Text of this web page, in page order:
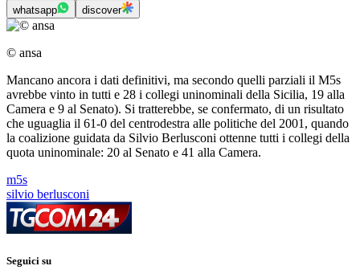
whatsapp discover
© ansa
Mancano ancora i dati definitivi, ma secondo quelli parziali il M5s
avrebbe vinto in tutti e 28 i collegi uninominali della Sicilia, 19 alla
Camera e 9 al Senato). Si tratterebbe, se confermato, di un risultato
che uguaglia il 61-0 del centrodestra alle politiche del 2001, quando
la coalizione guidata da Silvio Berlusconi ottenne tutti i collegi della
quota uninominale: 20 al Senato e 41 alla Camera.
m5s
silvio berlusconi
Seguici su